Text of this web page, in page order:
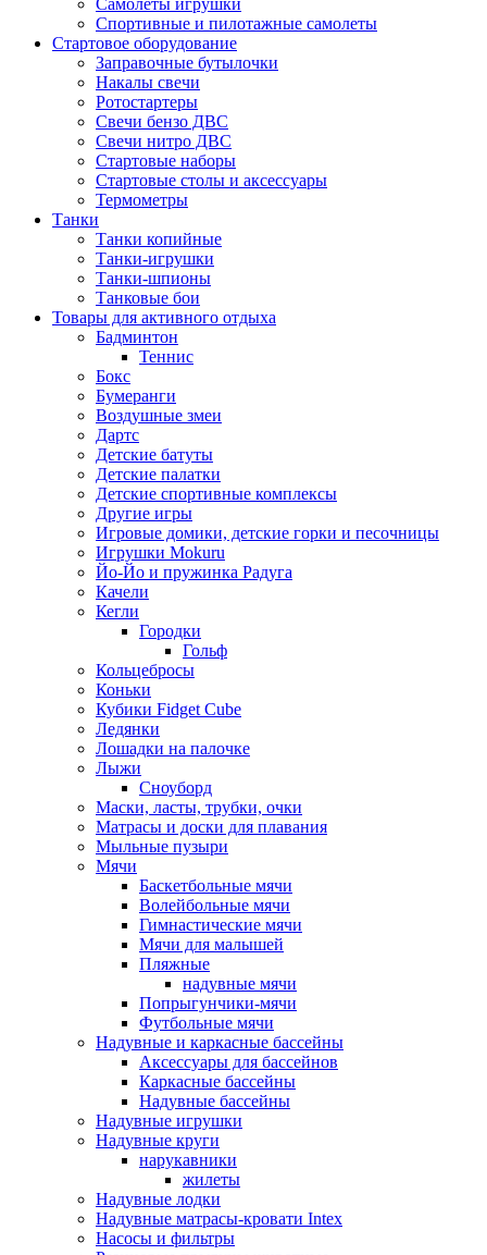
Самолеты игрушки
Спортивные и пилотажные самолеты
Стартовое оборудование
Заправочные бутылочки
Накалы свечи
Ротостартеры
Свечи бензо ДВС
Свечи нитро ДВС
Стартовые наборы
Стартовые столы и аксессуары
Термометры
Танки
Танки копийные
Танки-игрушки
Танки-шпионы
Танковые бои
Товары для активного отдыха
Бадминтон
Теннис
Бокс
Бумеранги
Воздушные змеи
Дартс
Детские батуты
Детские палатки
Детские спортивные комплексы
Другие игры
Игровые домики, детские горки и песочницы
Игрушки Mokuru
Йо-Йо и пружинка Радуга
Качели
Кегли
Городки
Гольф
Кольцебросы
Коньки
Кубики Fidget Cube
Ледянки
Лошадки на палочке
Лыжи
Сноуборд
Маски, ласты, трубки, очки
Матрасы и доски для плавания
Мыльные пузыри
Мячи
Баскетбольные мячи
Волейбольные мячи
Гимнастические мячи
Мячи для малышей
Пляжные
надувные мячи
Попрыгунчики-мячи
Футбольные мячи
Надувные и каркасные бассейны
Аксессуары для бассейнов
Каркасные бассейны
Надувные бассейны
Надувные игрушки
Надувные круги
нарукавники
жилеты
Надувные лодки
Надувные матрасы-кровати Intex
Насосы и фильтры